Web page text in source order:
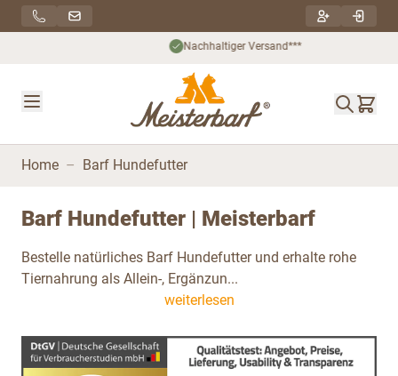
Direkt zum Inhalt
Nachhaltiger Versand***
Home – Barf Hundefutter
Barf Hundefutter | Meisterbarf
Bestelle natürliches Barf Hundefutter und erhalte rohe
Tiernahrung als Allein-, Ergänzun...
weiterlesen